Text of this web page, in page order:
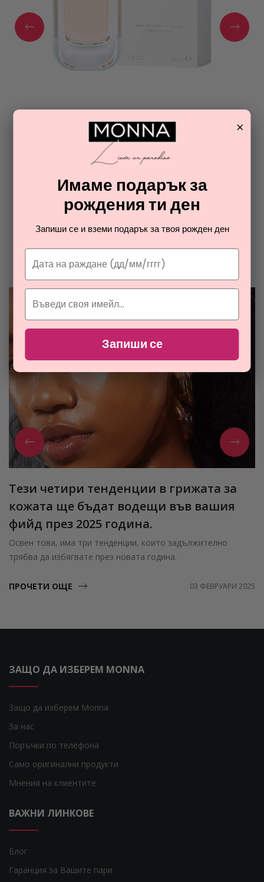
CALVIN KLEIN
ETERNITY NOW
парфюмна вода за жени
40,84 €
ОТ РАЯ НА ПАРФЮМИТЕ И
КОЗМЕТИКАТА
Разгледайте най-новите ни тайни съвети за парфюмите и
козметиката
Тези четири тенденции в грижата за
кожата ще бъдат водещи във вашия
фийд през 2025 година.
Освен това, има три тенденции, които задължително
трябва да избягвате през новата година.
ПРОЧЕТИ ОЩЕ 03 ФЕВРУАРИ 2025
ЗАЩО ДА ИЗБЕРЕМ MONNA
Защо да изберем Monna
За нас
Поръчки по телефона
Само оригинални продукти
Мнения на клиентите
ВАЖНИ ЛИНКОВЕ
Блог
Гаранция за Вашите пари
×
Имаме подарък за
рождения ти ден
Запиши се и вземи подарък за твоя рожден ден
Запиши се